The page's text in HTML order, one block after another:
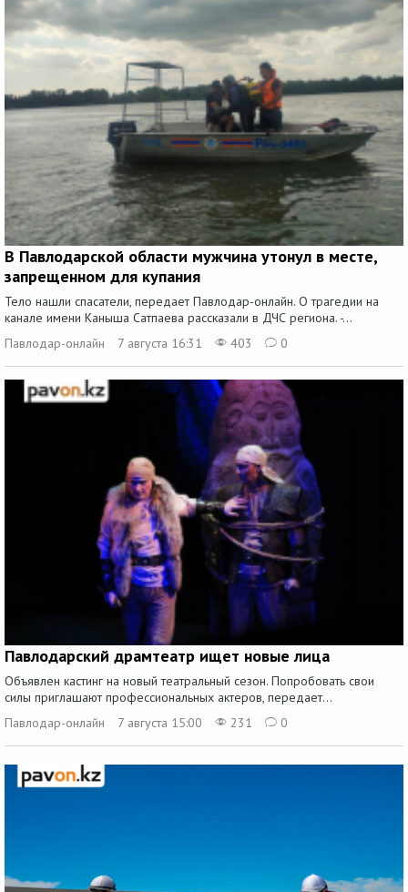
В Павлодарской области мужчина утонул в месте,
запрещенном для купания
Тело нашли спасатели, передает Павлодар-онлайн. О трагедии на
канале имени Каныша Сатпаева рассказали в ДЧС региона. -...
Павлодар-онлайн
7 августа 16:31 403 0
Павлодарский драмтеатр ищет новые лица
Объявлен кастинг на новый театральный сезон. Попробовать свои
силы приглашают профессиональных актеров, передает...
Павлодар-онлайн
7 августа 15:00 231 0